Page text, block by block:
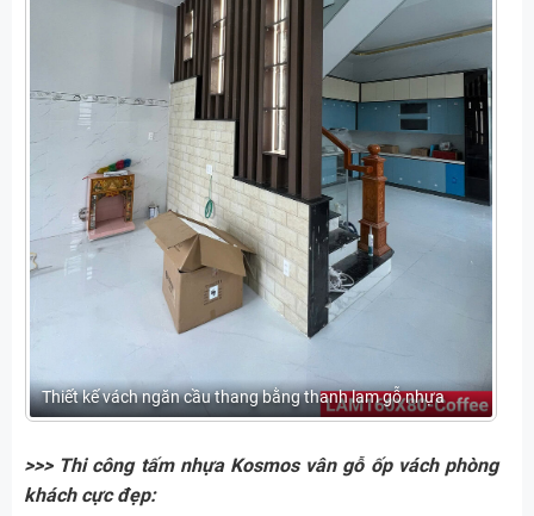
Thiết kế vách ngăn cầu thang bằng thanh lam gỗ nhựa
>>> Thi công tấm nhựa Kosmos vân gỗ ốp vách phòng
khách cực đẹp: